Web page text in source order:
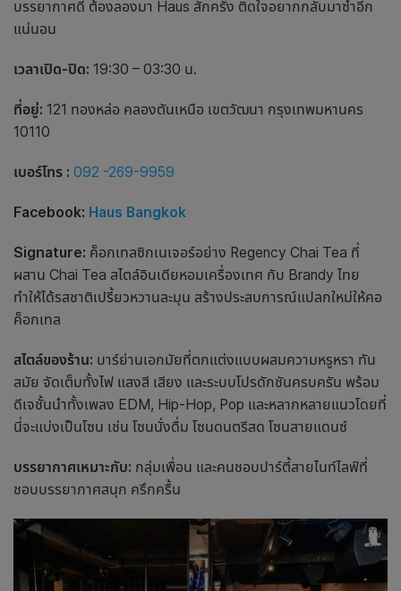
บรรยากาศดี ต้องลองมา Haus สักครั้ง ติดใจอยากกลับมาซ้ำอีก
แน่นอน
เวลาเปิด-ปิด: 19:30 – 03:30 น.
ที่อยู่: 121 ทองหล่อ คลองตันเหนือ เขตวัฒนา กรุงเทพมหานคร
10110
เบอร์โทร : 092 -269-9959
Facebook: Haus Bangkok
Signature: ค็อกเทลซิกเนเจอร์อย่าง Regency Chai Tea ที่
ผสาน Chai Tea สไตล์อินเดียหอมเครื่องเทศ กับ Brandy ไทย
ทำให้ได้รสชาติเปรี้ยวหวานละมุน สร้างประสบการณ์แปลกใหม่ให้คอ
ค็อกเทล
สไตล์ของร้าน: บาร์ย่านเอกมัยที่ตกแต่งแบบผสมความหรูหรา ทัน
สมัย จัดเต็มทั้งไฟ แสงสี เสียง และระบบโปรดักชันครบครัน พร้อม
ดีเจชั้นนำทั้งเพลง EDM, Hip-Hop, Pop และหลากหลายแนวโดยที่
นี่จะแบ่งเป็นโซน เช่น โซนนั่งดื่ม โซนดนตรีสด โซนสายแดนซ์
บรรยากาศเหมาะกับ: กลุ่มเพื่อน และคนชอบปาร์ตี้สายไนท์ไลฟ์ที่
ชอบบรรยากาศสนุก ครึกครื้น